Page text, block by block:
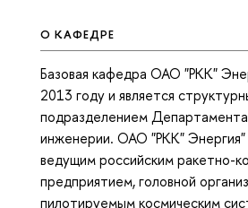
О КАФЕДРЕ
Базовая кафедра ОАО "РКК"
2013 году и является
подразделением
инженерии. ОАО "РКК" Энергия"
ведущим российским ракетно-
предприятием, головной
пилотируемым космическим